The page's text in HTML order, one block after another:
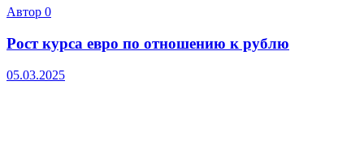
Автор 0
Рост курса евро по отношению к рублю
05.03.2025